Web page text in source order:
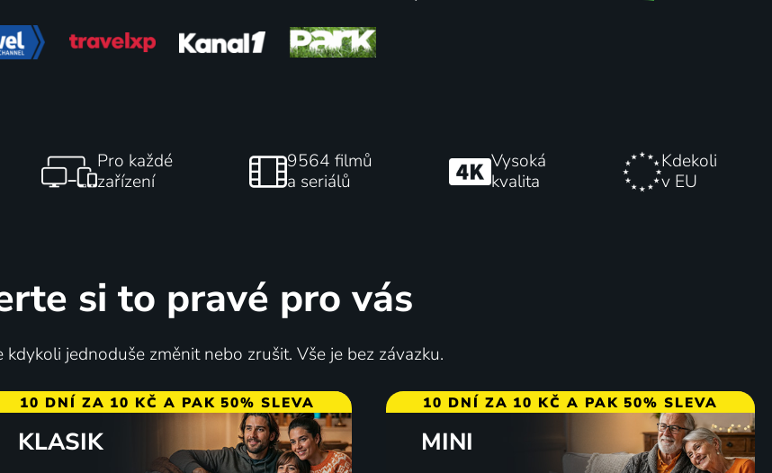
Pro každé
zařízení
9564 filmů
a seriálů
Vysoká
kvalita
Kdekoli
v EU
si to pravé pro vás
kdykoli jednoduše změnit nebo zrušit. Vše je bez závazku.
10 DNÍ ZA 10 KČ A PAK 50% SLEVA
KLASIK
10 DNÍ ZA 10 KČ A PAK 50% SLEVA
MINI